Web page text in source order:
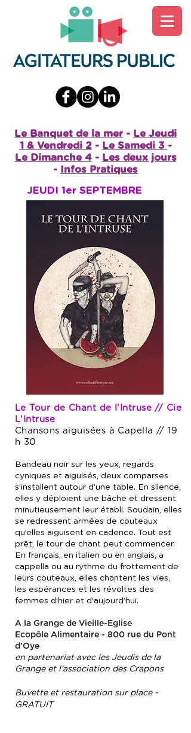
Le Banquet de la mer- Le Jeudi
1 & Vendredi 2- Le Samedi 3 -
Le Dimanche 4- Les deux jours
- Infos Pratiques
JEUDI 1er SEPTEMBRE
Le Tour de Chant de l’Intruse // Cie
L'Intruse
Chansons aiguisées à Capella // 19
h 30
Bandeau noir sur les yeux, regards
cyniques et aiguisés, deux comparses
s’installent autour d’une table. En silence,
elles y déploient une bâche et dressent
minutieusement leur établi. Soudain, elles
se redressent armées de couteaux
qu’elles aiguisent en cadence. Tout est
prêt, le tour de chant peut commencer.
En français, en italien ou en anglais, a
cappella ou au rythme du frottement de
leurs couteaux, elles chantent les vies,
les espérances et les révoltes des
femmes d’hier et d’aujourd’hui.
A la Grange de Vieille-Eglise
Ecopôle Alimentaire - 800 rue du Pont
d'Oye
en partenariat avec les Jeudis de la
Grange et l'association des Crapons
Buvette et restauration sur place -
GRATUIT